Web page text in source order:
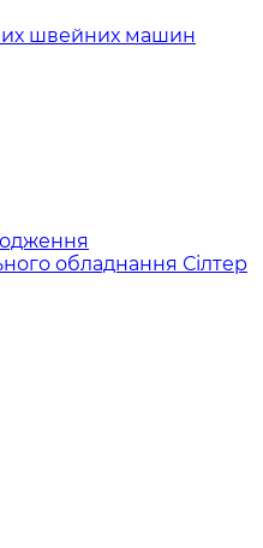
швейних машин
обладнання Сілтер